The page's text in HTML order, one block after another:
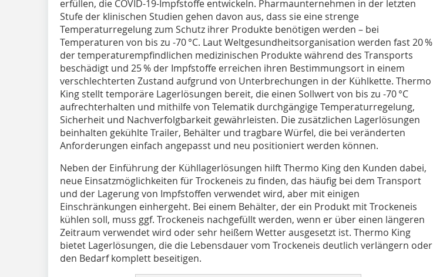
erfüllen, die COVID-19-Impfstoffe entwickeln. Pharmaunternehmen in der letzten
Stufe der klinischen Studien gehen davon aus, dass sie eine strenge
Temperaturregelung zum Schutz ihrer Produkte benötigen werden – bei
Temperaturen von bis zu -70 °C. Laut Weltgesundheitsorganisation werden fast 20 %
der temperaturempfindlichen medizinischen Produkte während des Transports
beschädigt und 25 % der Impfstoffe erreichen ihren Bestimmungsort in einem
verschlechterten Zustand aufgrund von Unterbrechungen in der Kühlkette. Thermo
King stellt temporäre Lagerlösungen bereit, die einen Sollwert von bis zu -70 °C
aufrechterhalten und mithilfe von Telematik durchgängige Temperaturregelung,
Sicherheit und Nachverfolgbarkeit gewährleisten. Die zusätzlichen Lagerlösungen
beinhalten gekühlte Trailer, Behälter und tragbare Würfel, die bei veränderten
Anforderungen einfach angepasst und neu positioniert werden können.
Neben der Einführung der Kühllagerlösungen hilft Thermo King den Kunden dabei,
neue Einsatzmöglichkeiten für Trockeneis zu finden, das häufig bei dem Transport
und der Lagerung von Impfstoffen verwendet wird, aber mit einigen
Einschränkungen einhergeht. Bei einem Behälter, der ein Produkt mit Trockeneis
kühlen soll, muss ggf. Trockeneis nachgefüllt werden, wenn er über einen längeren
Zeitraum verwendet wird oder sehr heißem Wetter ausgesetzt ist. Thermo King
bietet Lagerlösungen, die die Lebensdauer vom Trockeneis deutlich verlängern oder
den Bedarf komplett beseitigen.